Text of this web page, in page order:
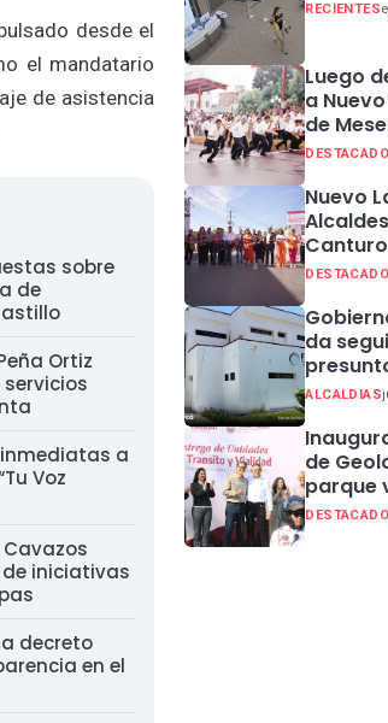
desde el
el mandatario
de asistencia
sobre
de
Ortiz
a
Voz
iniciativas
decreto
en el
RECIENTES
Luego
a
de
Nuevo
da
animal
ALCALDIAS
de
parque
en